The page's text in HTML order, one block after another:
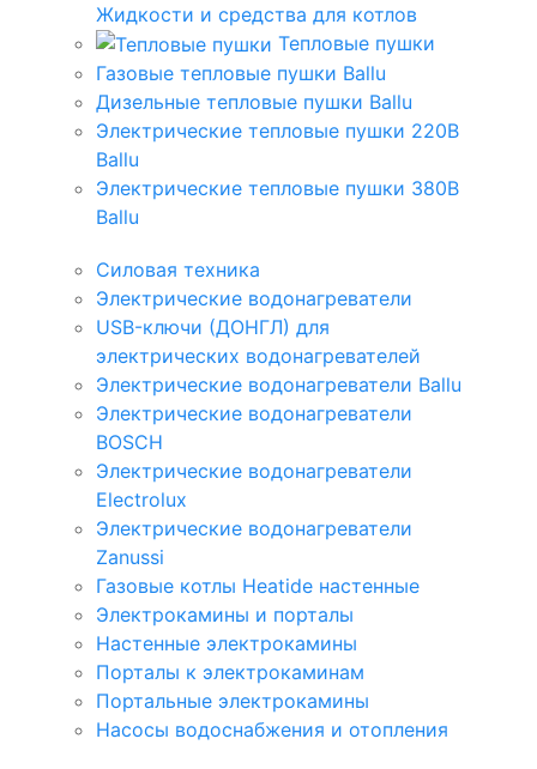
Жидкости и средства для котлов
Тепловые пушки
Газовые тепловые пушки Ballu
Дизельные тепловые пушки Ballu
Электрические тепловые пушки 220В
Ballu
Электрические тепловые пушки 380В
Ballu
Силовая техника
Электрические водонагреватели
USB-ключи (ДОНГЛ) для
электрических водонагревателей
Электрические водонагреватели Ballu
Электрические водонагреватели
BOSCH
Электрические водонагреватели
Electrolux
Электрические водонагреватели
Zanussi
Газовые котлы Heatide настенные
Электрокамины и порталы
Настенные электрокамины
Порталы к электрокаминам
Портальные электрокамины
Насосы водоснабжения и отопления